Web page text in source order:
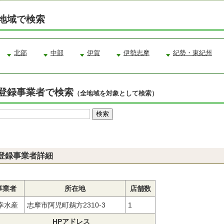
域で検索
北部 中部 伊賀 伊勢志摩 紀勢・東紀州
録事業者で検索 （全地域を対象として検索）
録事業者詳細
業者 所在地 店舗数
水産 志摩市阿児町鵜方2310-3 1
HPアドレス